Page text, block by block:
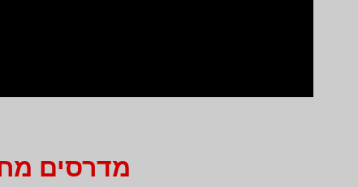
מדרסים מחיר 750 ₪ בלבד